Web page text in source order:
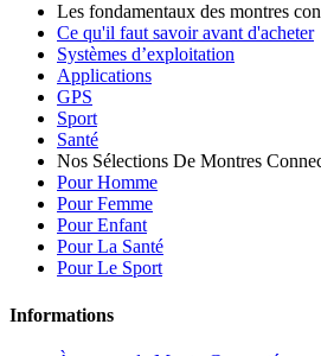
Les fondamentaux des montres
Ce qu'il faut savoir avant d'acheter
Systèmes d’exploitation
Applications
GPS
Sport
Santé
Nos Sélections De Montres
Pour Homme
Pour Femme
Pour Enfant
Pour La Santé
Pour Le Sport
Informations